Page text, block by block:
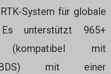
System für globale
unterstützt 965+
(kompatibel mit
BDS) mit einer